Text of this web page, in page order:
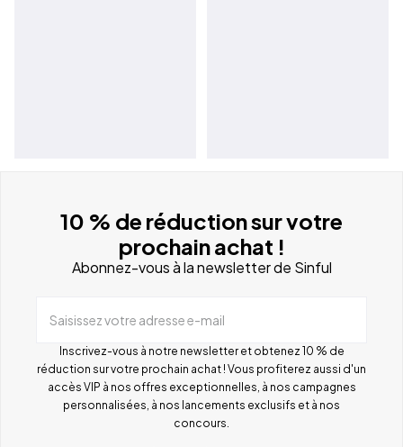
10 % de réduction sur votre
prochain achat !
Abonnez-vous à la newsletter de Sinful
Saisissez votre adresse e-mail
Inscrivez-vous à notre newsletter et obtenez 10 % de
réduction sur votre prochain achat ! Vous profiterez aussi d'un
accès VIP à nos offres exceptionnelles, à nos campagnes
personnalisées, à nos lancements exclusifs et à nos
concours.